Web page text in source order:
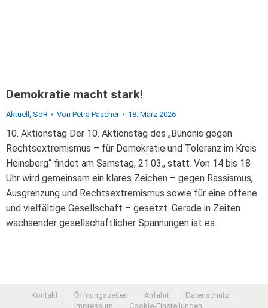
Demokratie macht stark!
Aktuell , SoR Von Petra Pascher 18. März 2026
10. Aktionstag Der 10. Aktionstag des „Bündnis gegen
Rechtsextremismus – für Demokratie und Toleranz im Kreis
Heinsberg“ findet am Samstag, 21.03., statt. Von 14 bis 18
Uhr wird gemeinsam ein klares Zeichen – gegen Rassismus,
Ausgrenzung und Rechtsextremismus sowie für eine offene
und vielfältige Gesellschaft – gesetzt. Gerade in Zeiten
wachsender gesellschaftlicher Spannungen ist es…
Kontakt Öffnungszeiten Anfahrt
Datenschutz
Impressum
Cookie-Einstellungen